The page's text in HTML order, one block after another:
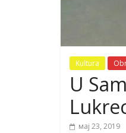
Kultura
U
мај 23, 2019